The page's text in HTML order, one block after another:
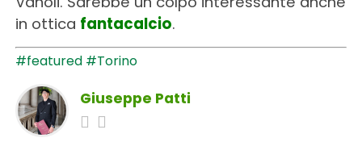
in ottica fantacalcio.
#featured #Torino
Giuseppe Patti